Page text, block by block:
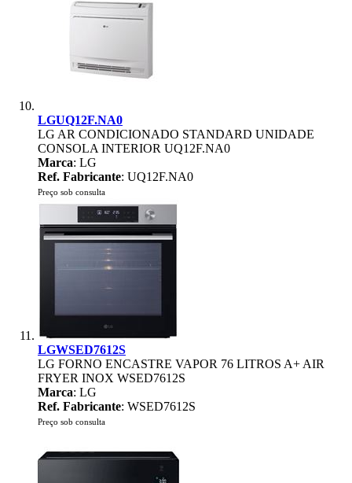
LGUQ12F.NA0
LG AR CONDICIONADO STANDARD UNIDADE
CONSOLA INTERIOR UQ12F.NA0
Marca: LG
Ref. Fabricante: UQ12F.NA0
Preço sob consulta
LGWSED7612S
LG FORNO ENCASTRE VAPOR 76 LITROS A+ AIR
FRYER INOX WSED7612S
Marca: LG
Ref. Fabricante: WSED7612S
Preço sob consulta